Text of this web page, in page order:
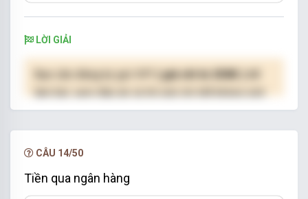
LỜI GIẢI
( giá chỉ từ 250K )
hạn.
CÂU 14/50
Tiền qua ngân hàng